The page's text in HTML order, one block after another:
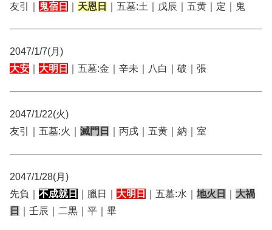
友引｜
鬼宿日 天恩日 ｜五墓:土｜戊辰｜五黄｜定｜鬼
2047/1/7(月)
大安
大明日 ｜五墓:金｜辛未｜八白｜破｜張
2047/1/22(火)
友引｜五墓:火｜ 滅門日 ｜丙戌｜五黄｜納｜室
2047/1/28(月)
先負｜ 不成就日 ｜臘日｜ 大明日 ｜五墓:水｜ 地火日
大禍
日
｜壬辰｜二黒｜平｜畢